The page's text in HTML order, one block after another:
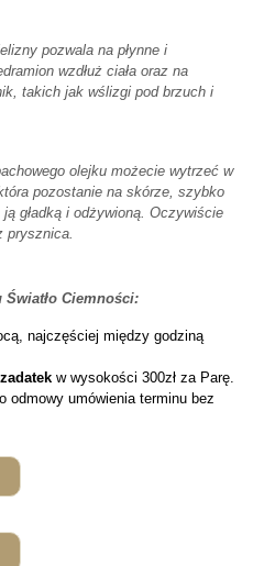
pozwala na płynne i
wzdłuż ciała oraz na
takich jak wślizgi pod brzuch i
olejku możecie wytrzeć w
pozostanie na skórze, szybko
gładką i odżywioną. Oczywiście
prysznica.
Światło Ciemności:
najczęściej między godziną
zadatekw wysokości 300zł za Parę.
odmowy umówienia terminu bez